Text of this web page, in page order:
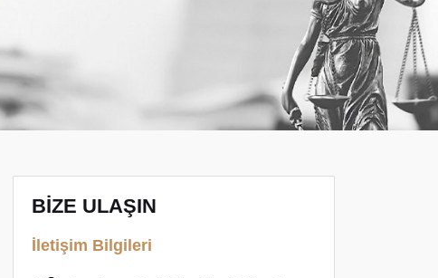
BİZE ULAŞIN
İletişim Bilgileri